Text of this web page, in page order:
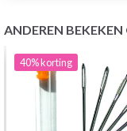
ANDEREN
40%korting